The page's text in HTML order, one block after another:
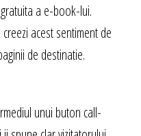
a e-book-lui.
acest sentiment de
de destinatie.
unui buton call-